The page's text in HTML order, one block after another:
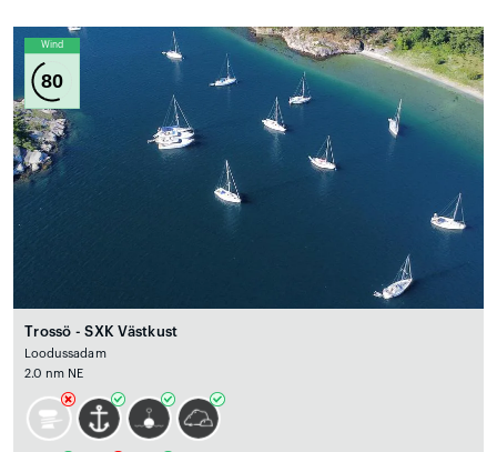
Wind
80
Trossö - SXK Västkust
Loodussadam
2.0 nm NE